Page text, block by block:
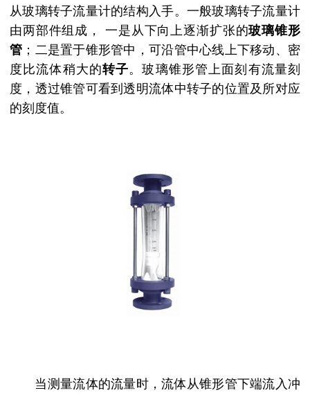
从玻璃转子流量计的结构入手。一般玻璃转子流量计
由两部件组成，
一是从下向上逐渐扩张的玻璃锥形
管 ；二是置于锥形管中，可沿管中心线上下移动、密
度比流体稍大的转子。玻璃锥形管上面刻有流量刻
度，透过锥管可看到透明流体中转子的位置及所对应
的刻度值。
当测量流体的流量时，流体从锥形管下端流入冲